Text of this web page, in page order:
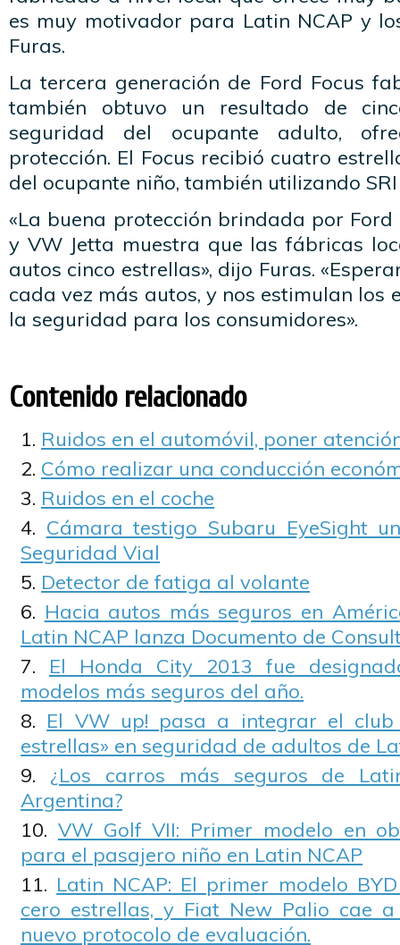
es muy motivador para Latin NCAP y
Furas.
La tercera generación de Ford Focus
también obtuvo un resultado de
seguridad del ocupante adulto,
protección. El Focus recibió cuatro
del ocupante niño, también utilizando SRI
«La buena protección brindada por Ford
y VW Jetta muestra que las fábricas
autos cinco estrellas», dijo Furas.
cada vez más autos, y nos estimulan los
la seguridad para los consumidores».
Contenido relacionado
Ruidos en el automóvil, poner
Cómo realizar una conducción
Ruidos en el coche
Cámara testigo Subaru EyeSight
Seguridad Vial
Detector de fatiga al volante
Hacia autos más seguros en
Latin NCAP lanza Documento de
El Honda City 2013 fue
modelos más seguros del año.
El VW up! pasa a integrar el club
estrellas» en seguridad de adultos de
¿Los carros más seguros de
Argentina?
VW Golf VII: Primer modelo en
para el pasajero niño en Latin NCAP
Latin NCAP: El primer modelo
cero estrellas, y Fiat New Palio cae
nuevo protocolo de evaluación.